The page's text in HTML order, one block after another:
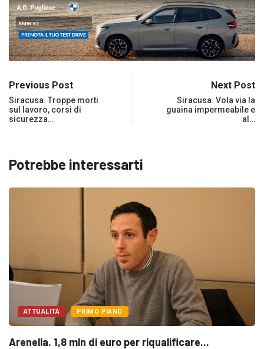
Previous Post
Siracusa. Troppe morti
sul lavoro, corsi di
sicurezza…
Next Post
Siracusa. Vola via la
guaina impermeabile e
al…
Potrebbe interessarti
ATTUALITÀ PRIMO PIANO
Arenella. 1,8 mln di euro per riqualificare...